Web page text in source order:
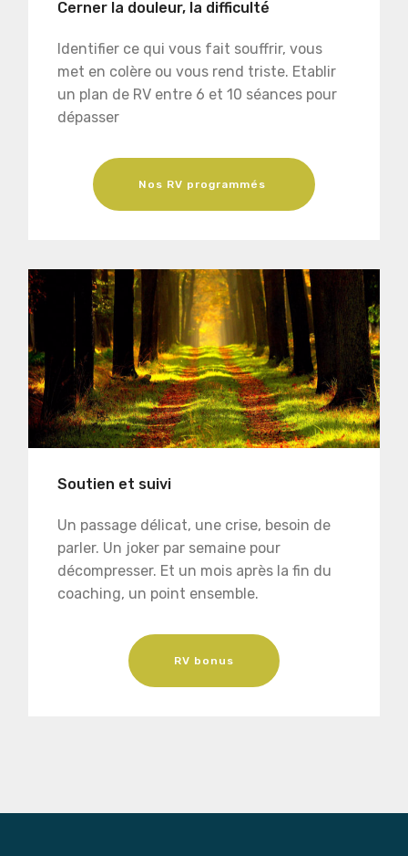
Cerner la douleur, la difficulté
Identifier ce qui vous fait souffrir, vous
met en colère ou vous rend triste. Etablir
un plan de RV entre 6 et 10 séances pour
dépasser
Nos RV programmés
Soutien et suivi
Un passage délicat, une crise, besoin de
parler. Un joker par semaine pour
décompresser. Et un mois après la fin du
coaching, un point ensemble.
RV bonus